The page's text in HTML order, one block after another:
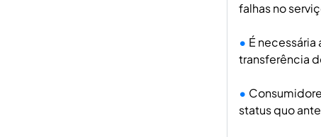
falhas no
É
transferência
status quo